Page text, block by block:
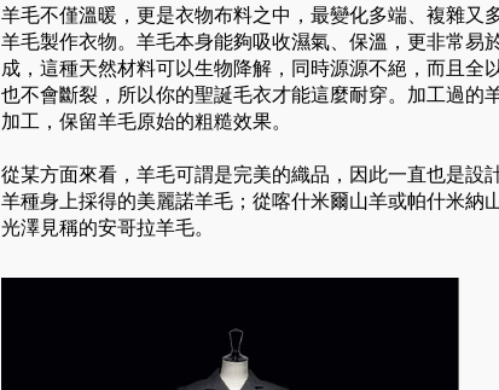
羊毛不僅溫暖，更是衣物布料之中，最變化多端、複雜又
羊毛製作衣物。羊毛本身能夠吸收濕氣、保溫，更非常易
成，這種天然材料可以生物降解，同時源源不絕，而且
也不會斷裂，所以你的聖誕毛衣才能這麼耐穿。加工過的
加工，保留羊毛原始的粗糙效果。
從某方面來看，羊毛可謂是完美的織品，因此一直也是設
羊種身上採得的美麗諾羊毛；從喀什米爾山羊或帕什米納
光澤見稱的安哥拉羊毛。